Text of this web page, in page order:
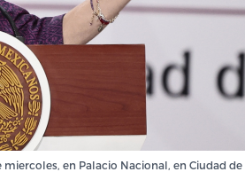
en Palacio Nacional, en Ciudad de